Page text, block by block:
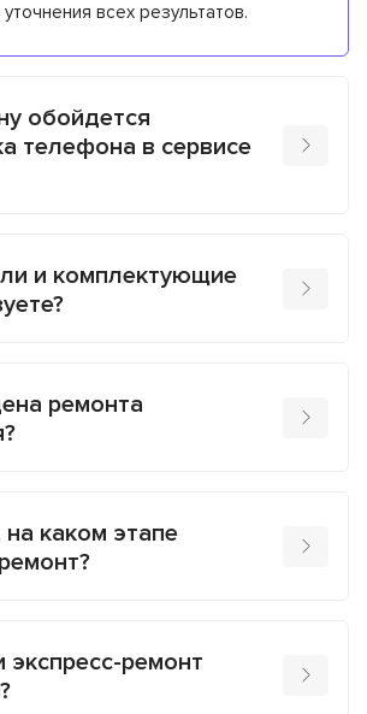
всех результатов.
обойдется
телефона в сервисе
и комплектующие
ремонта
на каком этапе
экспресс-ремонт